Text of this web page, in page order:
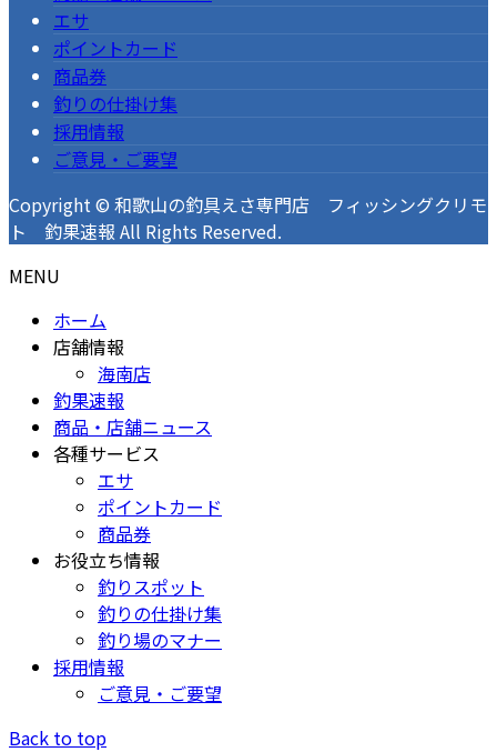
エサ
ポイントカード
商品券
釣りの仕掛け集
採用情報
ご意見・ご要望
Copyright © 和歌山の釣具えさ専門店 フィッシングクリモ
ト 釣果速報 All Rights Reserved.
MENU
ホーム
店舗情報
海南店
釣果速報
商品・店舗ニュース
各種サービス
エサ
ポイントカード
商品券
お役立ち情報
釣りスポット
釣りの仕掛け集
釣り場のマナー
採用情報
ご意見・ご要望
Back to top